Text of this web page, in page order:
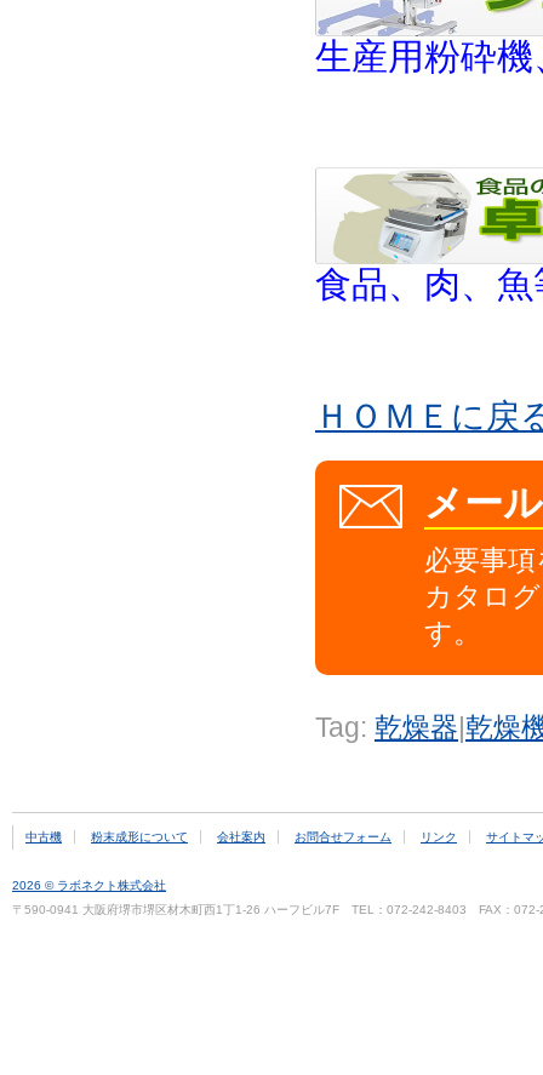
生産用粉砕
食品、肉、
ＨＯＭＥに戻
メー
必要事
カタロ
す。
Tag: 乾燥器|乾燥
中古機 粉末成形について 会社案内 お問合せフォーム リンク サイトマ
2026 © ラボネクト株式会社
〒590-0941 大阪府堺市堺区材木町西1丁1-26 ハーフビル7F TEL：072-242-8403 FAX：